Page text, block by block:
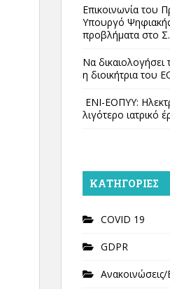
Επικοινωνία του
Υπουργό
προβλήματα στο
Να δικαιολογήσει
η διοικήτρια του
ΕΝΙ-ΕΟΠΥΥ:
λιγότερο ιατρικό
KΑΤΗΓΟΡΊΕΣ
COVID 19
GDPR
Ανακοινώσεις/